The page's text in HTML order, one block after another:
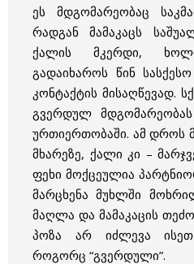
ეს მდგომარეობაც
რადგან მამაკაცს
ქალის მკერდი,
გადაიხაროს წინ
კონტაქტის მისაღწევად.
გვერდულ
ურთიერთობაში. ამ დროს
მხარეზე, ქალი კი –
ფეხი მოქცეულია
მარცხენა მუხლში
მაღლა და მამაკაცის
პოზა არ იძლევა
როგორც “გვერდული”.